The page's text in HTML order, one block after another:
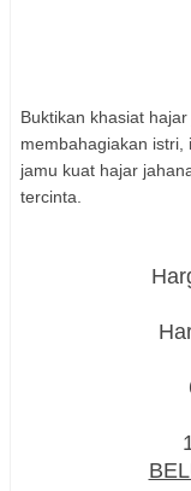
Buktikan khasiat
membahagiakan istri,
jamu kuat hajar
tercinta.